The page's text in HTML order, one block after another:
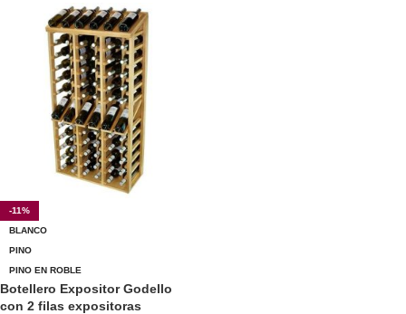
-11%
BLANCO
PINO
PINO EN ROBLE
Botellero Expositor Godello
con 2 filas expositoras